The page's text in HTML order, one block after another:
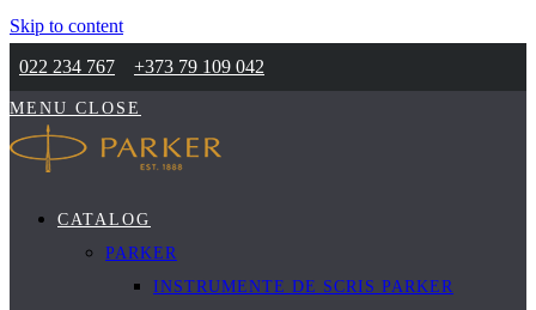
Skip to content
022 234 767
+373 79 109 042
MENU CLOSE
CATALOG
PARKER
INSTRUMENTE DE SCRIS PARKER